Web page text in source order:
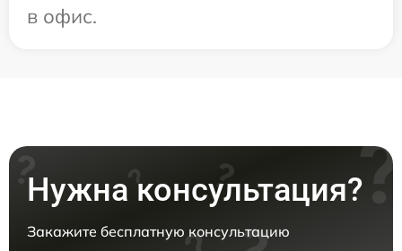
в офис.
Нужна консультация?
Закажите бесплатную консультацию